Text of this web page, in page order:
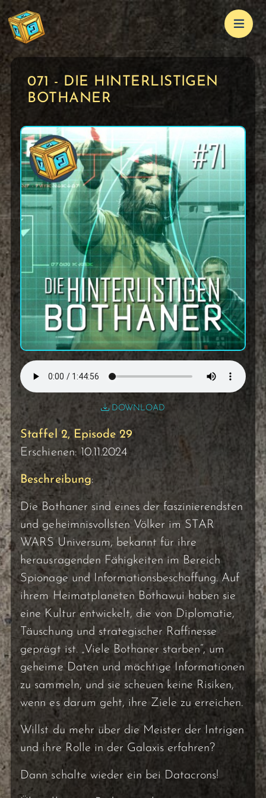
071 - DIE HINTERLISTIGEN
BOTHANER
DOWNLOAD
Staffel 2, Episode 29
Erschienen: 10.11.2024
Beschreibung:
Die Bothaner sind eines der faszinierendsten
und geheimnisvollsten Völker im STAR
WARS Universum, bekannt für ihre
herausragenden Fähigkeiten im Bereich
Spionage und Informationsbeschaffung. Auf
ihrem Heimatplaneten Bothawui haben sie
eine Kultur entwickelt, die von Diplomatie,
Täuschung und strategischer Raffinesse
geprägt ist. „Viele Bothaner starben“, um
geheime Daten und mächtige Informationen
zu sammeln, und sie scheuen keine Risiken,
wenn es darum geht, ihre Ziele zu erreichen.
Willst du mehr über die Meister der Intrigen
und ihre Rolle in der Galaxis erfahren?
Dann schalte wieder ein bei Datacrons!